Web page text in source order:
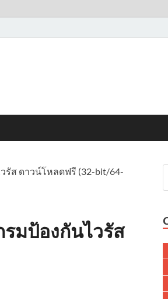
รัส ดาวน์โหลดฟรี (32-bit/64-
รมป้องกันไวรัส